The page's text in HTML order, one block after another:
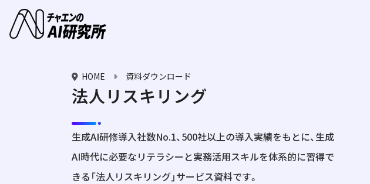
HOME 資料ダウンロード
法人リスキリング
生成AI研修導入社数No.1、500社以上の導入実績をもとに、生成
AI時代に必要なリテラシーと実務活用スキルを体系的に習得で
きる「法人リスキリング」サービス資料です。